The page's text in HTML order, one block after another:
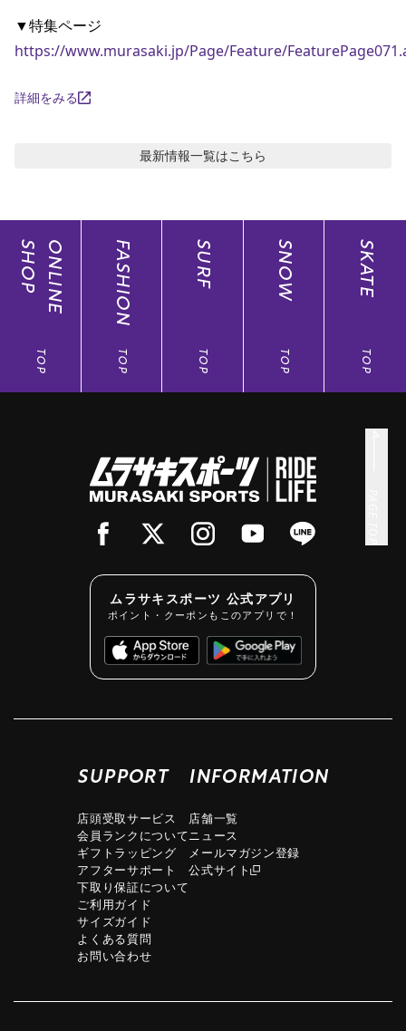
https://www.murasaki.jp/Page/Feature/
詳細をみる
最新情報一覧はこちら
ONLINE
SHOP
TOP
FASHION
TOP
SURF
TOP
SNOW
TOP
SKATE
TOP
ムラサキスポーツ 公式アプリ
ポイント・クーポンもこのアプリで！
SUPPORT
店頭受取サービス
会員ランクについて
ギフトラッピング
アフターサポート
下取り保証について
ご利用ガイド
サイズガイド
よくある質問
お問い合わせ
INFORMATION
店舗一覧
ニュース
メールマガジン登録
公式サイト